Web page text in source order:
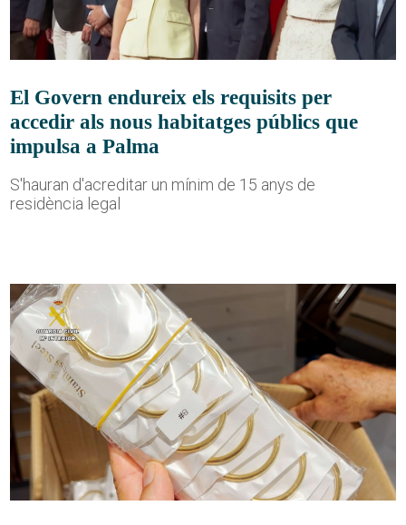
El Govern endureix els requisits per
accedir als nous habitatges públics que
impulsa a Palma
S'hauran d'acreditar un mínim de 15 anys de
residència legal